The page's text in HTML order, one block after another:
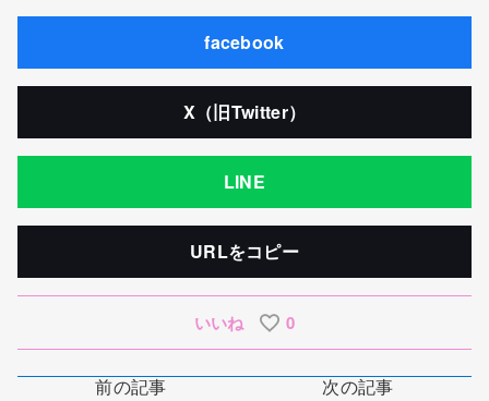
facebook
X（旧Twitter）
LINE
URLをコピー
いいね 0
前の記事 次の記事